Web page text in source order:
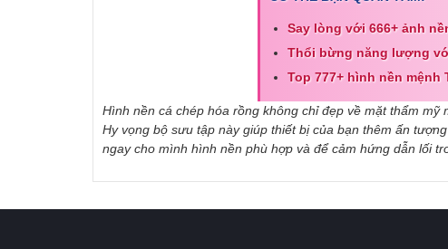
Say lòng với 666+ ảnh
Thổi bừng năng lượng
Top 777+ hình nền
Hình nền cá chép hóa rồng không chỉ đẹp về mặt thẩm
Hy vọng bộ sưu tập này giúp thiết bị của bạn thêm ấn
ngay cho mình hình nền phù hợp và để cảm hứng dẫn lối